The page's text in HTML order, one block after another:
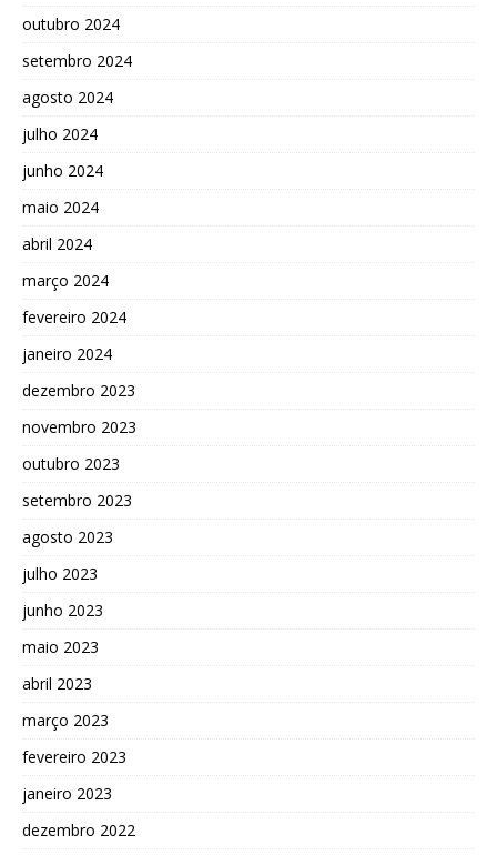
outubro 2024
setembro 2024
agosto 2024
julho 2024
junho 2024
maio 2024
abril 2024
março 2024
fevereiro 2024
janeiro 2024
dezembro 2023
novembro 2023
outubro 2023
setembro 2023
agosto 2023
julho 2023
junho 2023
maio 2023
abril 2023
março 2023
fevereiro 2023
janeiro 2023
dezembro 2022